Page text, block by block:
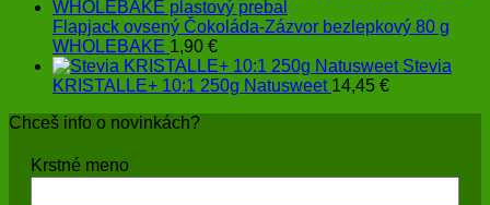
Flapjack ovsený Čokoláda-Zázvor bezlepkový 80 g
WHOLEBAKE 1,90 €
Stevia
KRISTALLE+ 10:1 250g Natusweet 14,45 €
Chceš info o novinkách?
Krstné meno